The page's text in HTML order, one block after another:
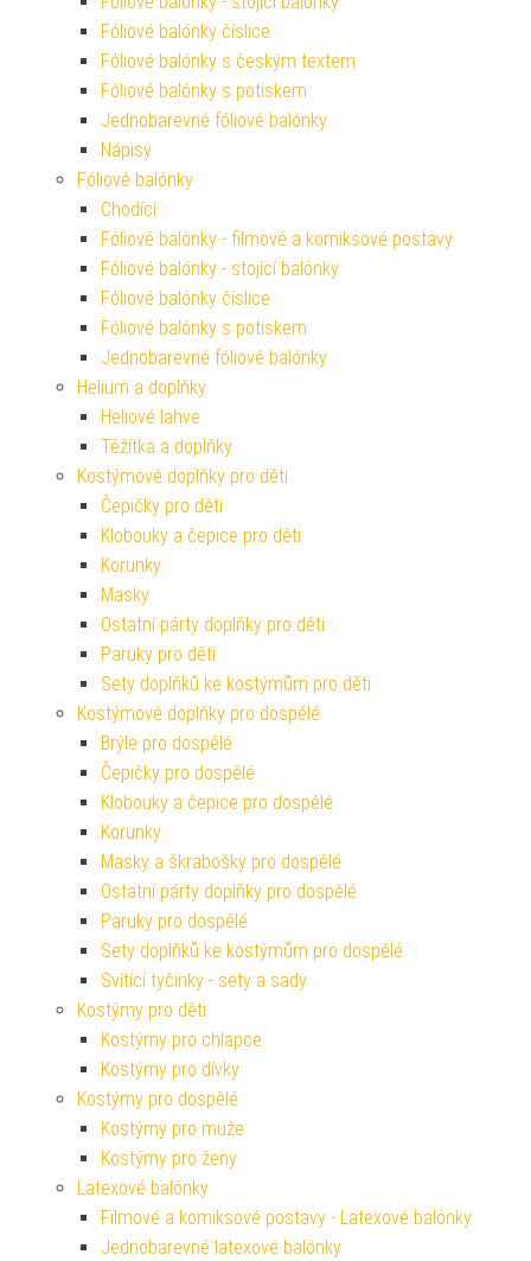
Fóliové balónky číslice
Fóliové balónky s českým textem
Fóliové balónky s potiskem
Jednobarevné fóliové balónky
Nápisy
Fóliové balónky
Chodící
Fóliové balónky - filmové a komiksové postavy
Fóliové balónky - stojící balónky
Fóliové balónky číslice
Fóliové balónky s potiskem
Jednobarevné fóliové balónky
Helium a doplňky
Heliové lahve
Těžítka a doplňky
Kostýmové doplňky pro děti
Čepičky pro děti
Klobouky a čepice pro děti
Korunky
Masky
Ostatní párty doplňky pro děti
Paruky pro děti
Sety doplňků ke kostýmům pro děti
Kostýmové doplňky pro dospělé
Brýle pro dospělé
Čepičky pro dospělé
Klobouky a čepice pro dospělé
Korunky
Masky a škrabošky pro dospělé
Ostatní párty doplňky pro dospělé
Paruky pro dospělé
Sety doplňků ke kostýmům pro dospělé
Svítící tyčinky - sety a sady
Kostýmy pro děti
Kostýmy pro chlapce
Kostýmy pro dívky
Kostýmy pro dospělé
Kostýmy pro muže
Kostýmy pro ženy
Latexové balónky
Filmové a komiksové postavy - Latexové balónky
Jednobarevné latexové balónky